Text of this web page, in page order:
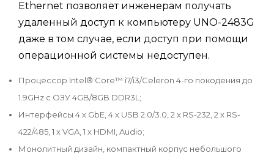
Ethernet позволяет инженерам получать
удаленный доступ к компьютеру UNO-2483G
даже в том случае, если доступ при помощи
операционной системы недоступен.
Процессор Intel® Core™ i7/i3/Celeron 4-го покодения до
1.9GHz с ОЗУ 4GB/8GB DDR3L;
Интерфейсы 4 x GbE, 4 x USB 2.0/3.0, 2 x RS-232, 2 x RS-
422/485, 1 x VGA, 1 x HDMI, Audio;
Монолитный дизайн, компактный корпус небольшого